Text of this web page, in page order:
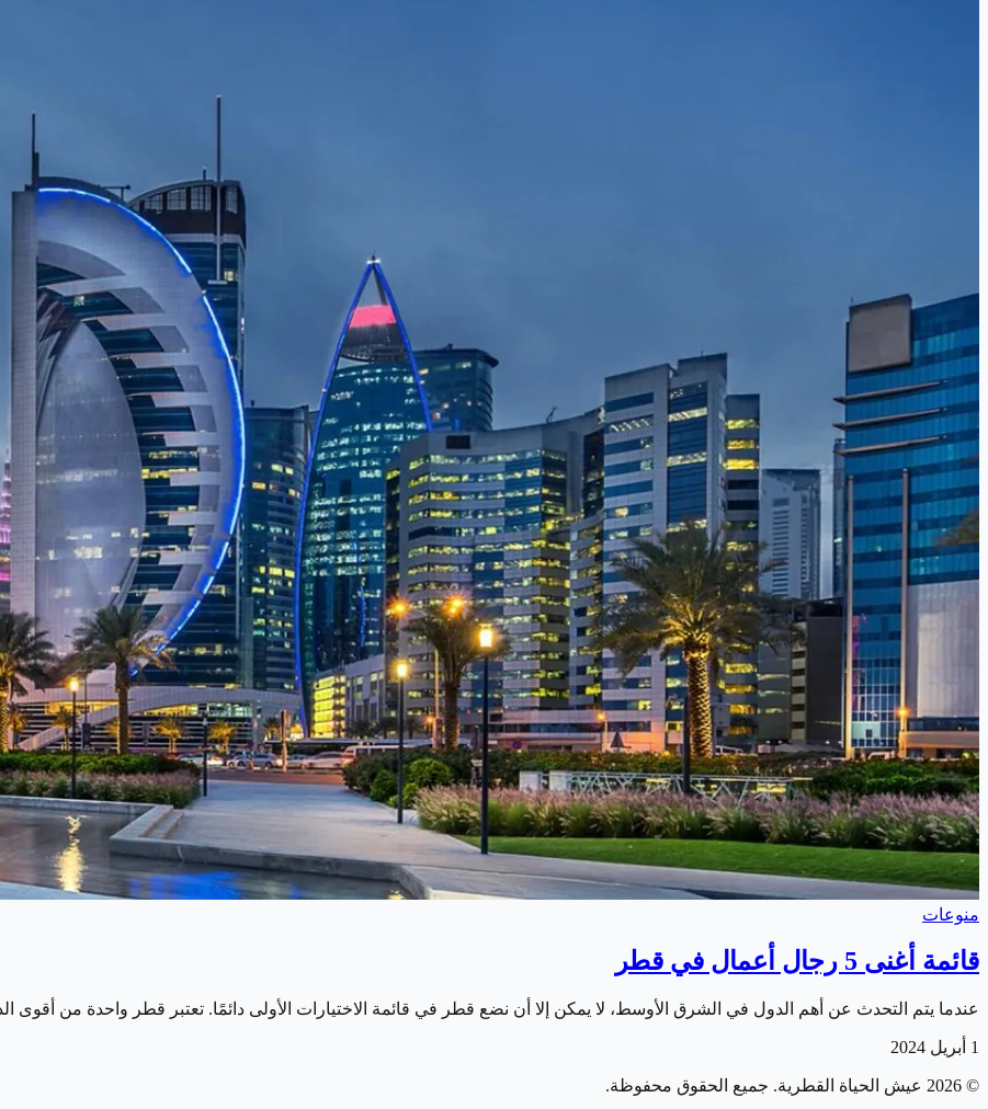
منوعات
قائمة أغنى 5 رجال أعمال في قطر
عندما يتم التحدث عن أهم الدول في الشرق الأوسط، لا يمكن إلا أن نضع قطر في قائمة الاختيارات الأولى دائمًا. تعتبر قطر واحدة من أقوى
1 أبريل 2024
©
2026 عيش الحياة القطرية. جميع الحقوق محفوظة.